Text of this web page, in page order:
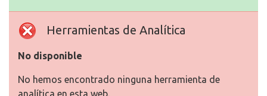
Herramientas de Analítica
No disponible
No hemos encontrado ninguna herramienta de
analítica en esta web.